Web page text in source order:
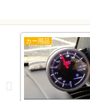
カー用品